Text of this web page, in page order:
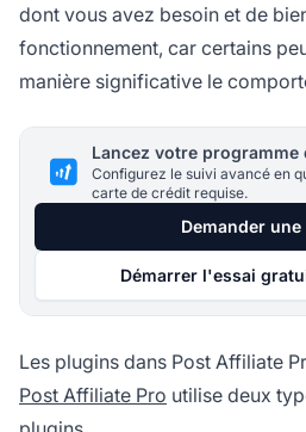
dont vous avez besoin et de
fonctionnement, car certains
manière significative le
Lancez votre
Configurez le suivi avancé en
carte de crédit requise.
Demander une
Démarrer l'essai
Les plugins dans Post Affiliate
Post Affiliate Pro utilise deux